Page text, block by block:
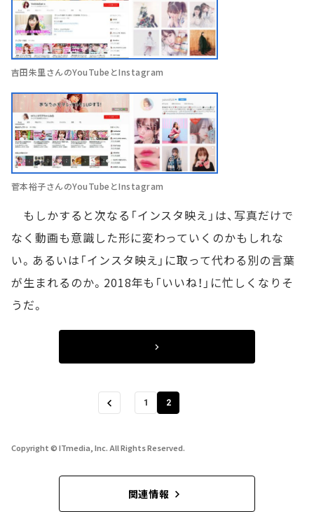
吉田朱里さんのYouTubeとInstagram
菅本裕子さんのYouTubeとInstagram
もしかすると次なる「インスタ映え」は、写真だけで
なく動画も意識した形に変わっていくのかもしれな
い。あるいは「インスタ映え」に取って代わる別の言葉
が生まれるのか。2018年も「いいね！」に忙しくなりそ
うだ。
1 2
Copyright © ITmedia, Inc. All Rights Reserved.
関連情報